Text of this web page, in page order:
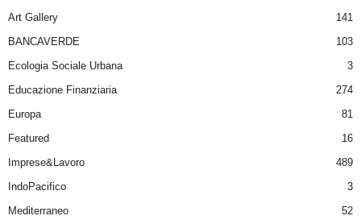
Art Gallery
141
BANCAVERDE
103
Ecologia Sociale Urbana
3
Educazione Finanziaria
274
Europa
81
Featured
16
Imprese&Lavoro
489
IndoPacifico
3
Mediterraneo
52